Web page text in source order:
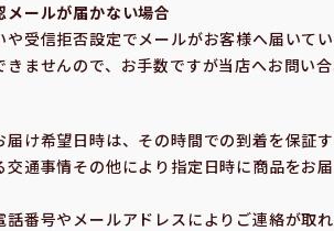
ールが届かない場合
受信拒否設定でメールがお客様へ届いてい
ませんので、お⼿数ですが当店へお問い合
け希望⽇時は、その時間での到着を保証す
通事情その他により指定⽇時に商品をお
番号やメールアドレスによりご連絡が取れ